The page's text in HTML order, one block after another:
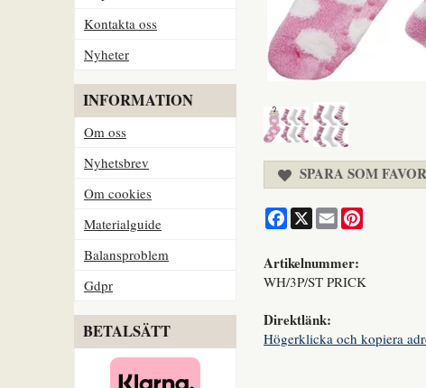
Kontakta oss
Nyheter
INFORMATION
Om oss
Nyhetsbrev
Om cookies
Materialguide
Balansproblem
Gdpr
BETALSÄTT
SPARA SOM
Facebook
X Email
Artikelnummer:
WH/3P/ST PRICK
Direktlänk:
Högerklicka och kopiera